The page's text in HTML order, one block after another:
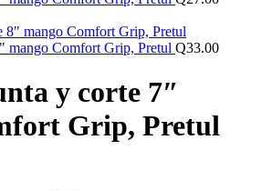
mango Comfort Grip, Pretul Q33.00
y corte 7″
Grip, Pretul